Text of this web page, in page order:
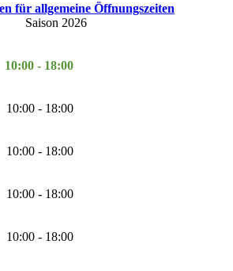
für allgemeine Öffnungszeiten
Saison 2026
10:00 - 18:00
10:00 - 18:00
10:00 - 18:00
10:00 - 18:00
10:00 - 18:00